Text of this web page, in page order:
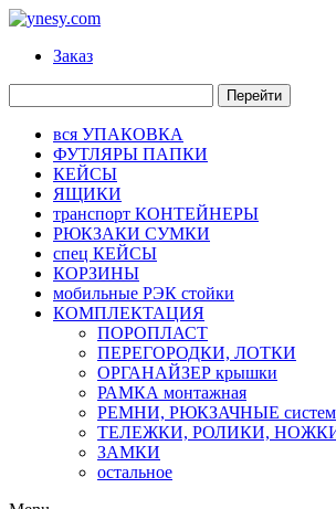
Заказ
Перейти
вся УПАКОВКА
ФУТЛЯРЫ ПАПКИ
КЕЙСЫ
ЯЩИКИ
транспорт КОНТЕЙНЕРЫ
РЮКЗАКИ СУМКИ
спец КЕЙСЫ
КОРЗИНЫ
мобильные РЭК стойки
КОМПЛЕКТАЦИЯ
ПОРОПЛАСТ
ПЕРЕГОРОДКИ, ЛОТКИ
ОРГАНАЙЗЕР крышки
РАМКА монтажная
РЕМНИ, РЮКЗАЧНЫЕ
ТЕЛЕЖКИ, РОЛИКИ,
ЗАМКИ
остальное